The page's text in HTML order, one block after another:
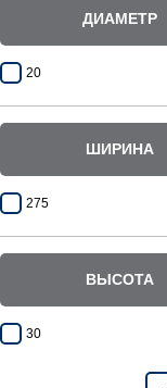
ДИАМЕТР
20
ШИРИНА
275
ВЫСОТА
30